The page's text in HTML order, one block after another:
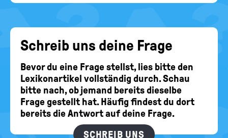
Schreib uns deine Frage
Bevor du eine Frage stellst, lies bitte den
Lexikonartikel vollständig durch. Schau
bitte nach, ob jemand bereits dieselbe
Frage gestellt hat. Häufig findest du dort
bereits die Antwort auf deine Frage.
SCHREIB UNS